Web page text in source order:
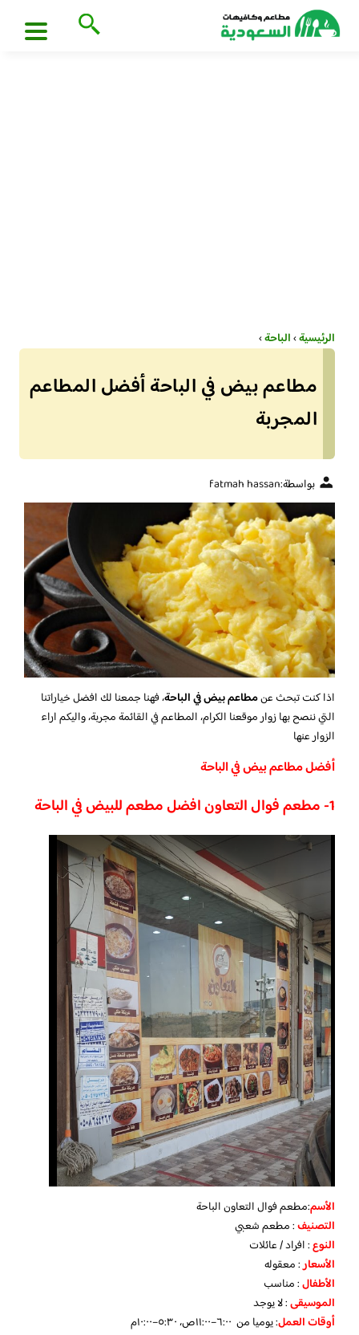
الرئيسية›الباحة›
مطاعم بيض في الباحة أفضل المطاعم
المجربة
بواسطة:fatmah hassan
اذا كنت تبحث عنمطاعم بيض في الباحة، فهنا جمعنا لك افضل خياراتنا
التي ننصح بها زوار موقعنا الكرام، المطاعم في القائمة مجربة، واليكم اراء
الزوار عنها
أفضل مطاعم بيض في الباحة
1- مطعم فوال التعاون افضل مطعم للبيض في الباحة
الأسم:مطعم فوال التعاون الباحة
التصنيف: مطعم شعبي
النوع: افراد / عائلات
الأسعار: معقوله
الأطفال: مناسب
الموسيقى: لا يوجد
أوقات العمل: يوميا من ٦:٠٠–١١:٠٠ص، ٥:٣٠–١٠:٠٠م